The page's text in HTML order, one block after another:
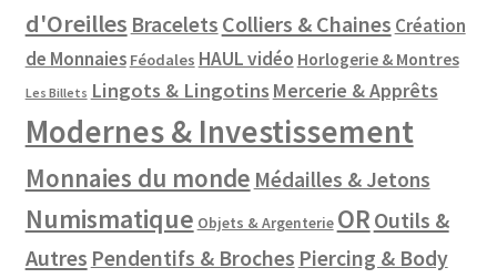
d'Oreilles Bracelets Colliers & Chaines Création
de Monnaies Féodales HAUL vidéo Horlogerie & Montres
Les Billets Lingots & Lingotins Mercerie & Apprêts
Modernes & Investissement
Monnaies du monde Médailles & Jetons
Numismatique Objets & Argenterie OR Outils &
Autres Pendentifs & Broches Piercing & Body